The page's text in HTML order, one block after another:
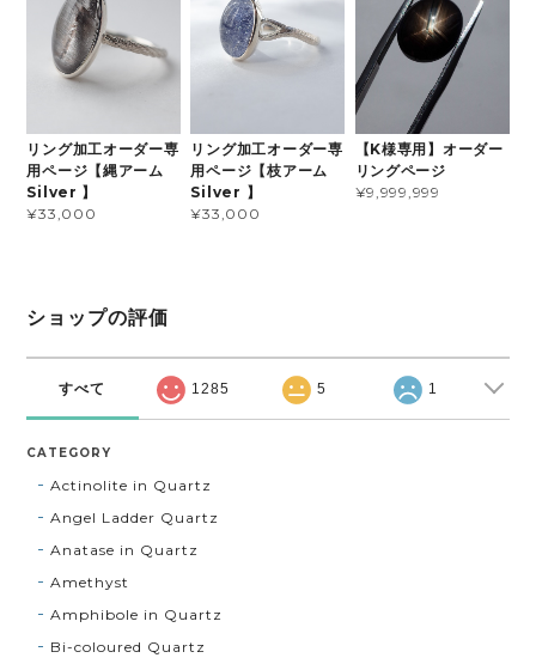
リング加工オーダー専
用ページ【縄アーム
Silver 】
¥33,000
リング加工オーダー専
用ページ【枝アーム
Silver 】
¥33,000
【K様専用】オーダー
リングページ
¥9,999,999
ショップの評価
すべて 1285 5 1
CATEGORY
Actinolite in Quartz
Angel Ladder Quartz
Anatase in Quartz
Amethyst
Amphibole in Quartz
Bi-coloured Quartz